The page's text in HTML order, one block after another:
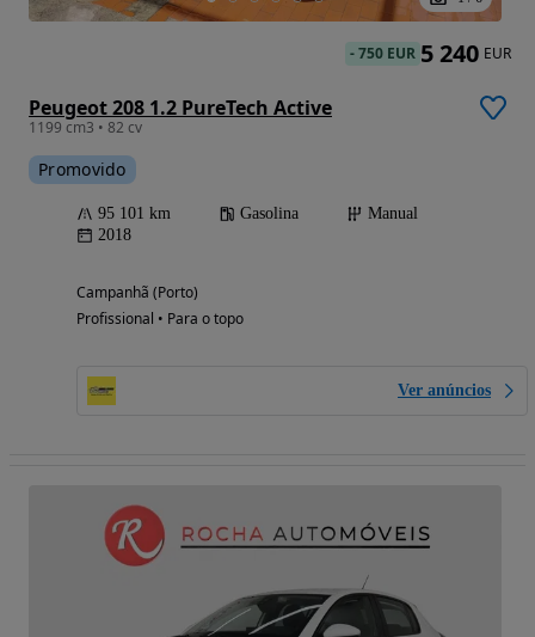
Peugeot 208 1.2 PureTech Active
1199 cm3 • 82 cv
Promovido
95 101 km Gasolina
Manual
2018
Campanhã (Porto)
Profissional • Para o topo
Ver anúncios
-750 EUR 5 240 EUR